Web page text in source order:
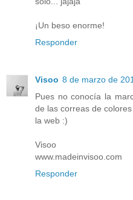
¡Un beso enorme!
Responder
Visoo 8 de marzo de
Pues no conocía la
de las correas de
la web :)
Visoo
www.madeinvisoo.com
Responder